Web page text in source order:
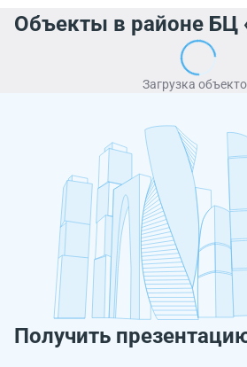
Объекты в районе БЦ
Загрузка
Получить